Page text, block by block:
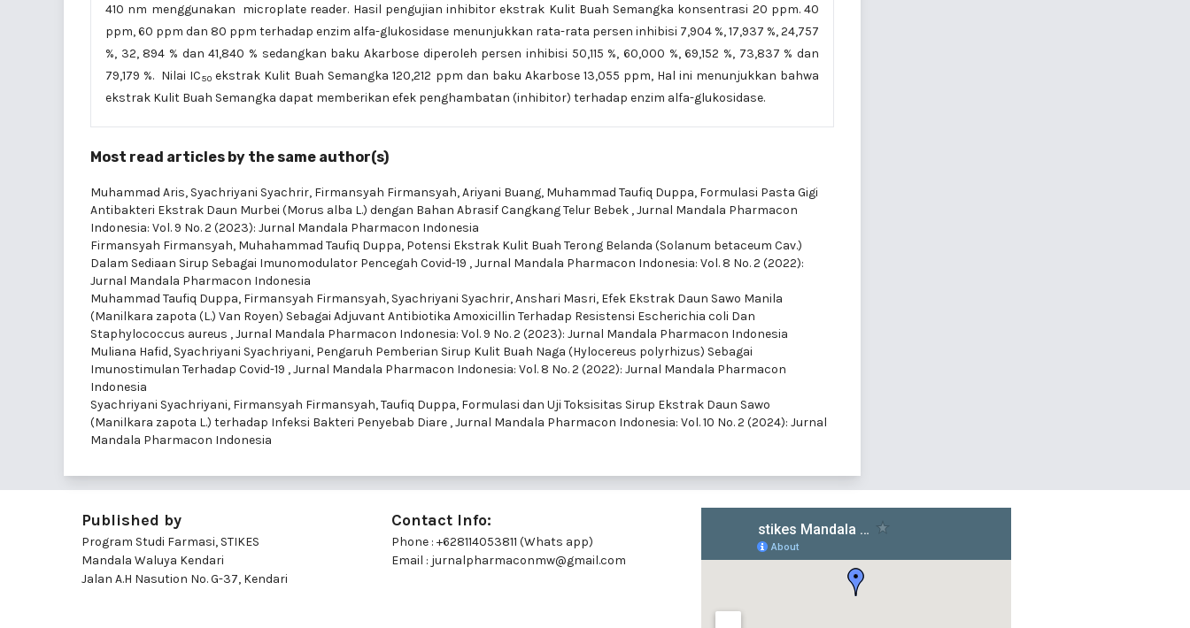
410 nm menggunakan microplate reader. Hasil pengujian inhibitor ekstrak Kulit Buah Semangka konsentrasi 20 ppm. 40
ppm, 60 ppm dan 80 ppm terhadap enzim alfa-glukosidase menunjukkan rata-rata persen inhibisi 7,904 %, 17,937 %, 24,757
%, 32, 894 % dan 41,840 % sedangkan baku Akarbose diperoleh persen inhibisi 50,115 %, 60,000 %, 69,152 %, 73,837 % dan
79,179 %. Nilai IC50 ekstrak Kulit Buah Semangka 120,212 ppm dan baku Akarbose 13,055 ppm, Hal ini menunjukkan bahwa
ekstrak Kulit Buah Semangka dapat memberikan efek penghambatan (inhibitor) terhadap enzim alfa-glukosidase.
Most read articles by the same author(s)
Muhammad Aris, Syachriyani Syachrir, Firmansyah Firmansyah, Ariyani Buang, Muhammad Taufiq Duppa, Formulasi Pasta Gigi
Antibakteri Ekstrak Daun Murbei (Morus alba L.) dengan Bahan Abrasif Cangkang Telur Bebek ,Jurnal Mandala Pharmacon
Indonesia: Vol. 9 No. 2 (2023): Jurnal Mandala Pharmacon Indonesia
Firmansyah Firmansyah, Muhahammad Taufiq Duppa, Potensi Ekstrak Kulit Buah Terong Belanda (Solanum betaceum Cav.)
Dalam Sediaan Sirup Sebagai Imunomodulator Pencegah Covid-19 ,Jurnal Mandala Pharmacon Indonesia: Vol. 8 No. 2 (2022):
Jurnal Mandala Pharmacon Indonesia
Muhammad Taufiq Duppa, Firmansyah Firmansyah, Syachriyani Syachrir, Anshari Masri, Efek Ekstrak Daun Sawo Manila
(Manilkara zapota (L.) Van Royen) Sebagai Adjuvant Antibiotika Amoxicillin Terhadap Resistensi Escherichia coli Dan
Staphylococcus aureus ,Jurnal Mandala Pharmacon Indonesia: Vol. 9 No. 2 (2023): Jurnal Mandala Pharmacon Indonesia
Muliana Hafid, Syachriyani Syachriyani, Pengaruh Pemberian Sirup Kulit Buah Naga (Hylocereus polyrhizus) Sebagai
Imunostimulan Terhadap Covid-19 ,Jurnal Mandala Pharmacon Indonesia: Vol. 8 No. 2 (2022): Jurnal Mandala Pharmacon
Indonesia
Syachriyani Syachriyani, Firmansyah Firmansyah, Taufiq Duppa, Formulasi dan Uji Toksisitas Sirup Ekstrak Daun Sawo
(Manilkara zapota L.) terhadap Infeksi Bakteri Penyebab Diare ,Jurnal Mandala Pharmacon Indonesia: Vol. 10 No. 2 (2024): Jurnal
Mandala Pharmacon Indonesia
Published by
Program Studi Farmasi, STIKES
Mandala Waluya Kendari
Jalan A.H Nasution No. G-37, Kendari
Contact Info:
Phone : +628114053811 (Whats app)
Email : jurnalpharmaconmw@gmail.com